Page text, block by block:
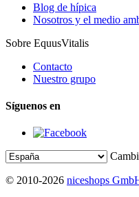
Blog de hípica
Nosotros y el medio
Sobre EquusVitalis
Contacto
Nuestro grupo
Síguenos en
© 2010-2026 niceshops